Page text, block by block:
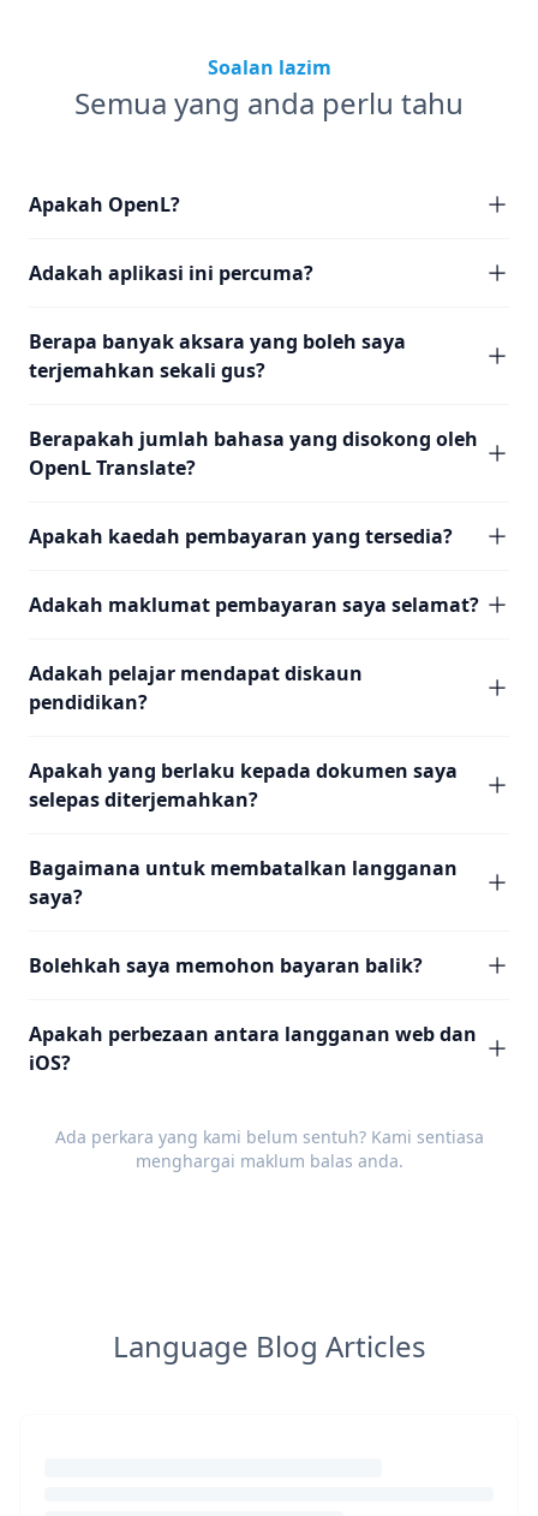
Soalan lazim
Semua yang anda perlu tahu
Apakah OpenL?
Adakah aplikasi ini percuma?
Berapa banyak aksara yang boleh saya
terjemahkan sekali gus?
Berapakah jumlah bahasa yang disokong oleh
OpenL Translate?
Apakah kaedah pembayaran yang tersedia?
Adakah maklumat pembayaran saya selamat?
Adakah pelajar mendapat diskaun
pendidikan?
Apakah yang berlaku kepada dokumen saya
selepas diterjemahkan?
Bagaimana untuk membatalkan langganan
saya?
Bolehkah saya memohon bayaran balik?
Apakah perbezaan antara langganan web dan
iOS?
Ada perkara yang kami belum sentuh? Kami sentiasa
menghargai maklum balas anda.
Language Blog Articles